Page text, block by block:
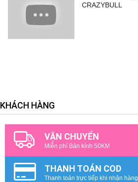
CRAZYBULL
KHÁCH HÀNG
VẬN CHUYỂN
Miễn phí Bán kính 50KM
THANH TOÁN COD
Thanh toán trực tiếp khi nhận hàng